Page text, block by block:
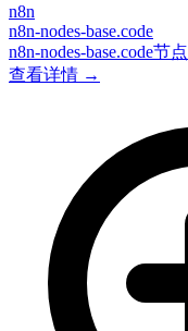
n8n
n8n-nodes-base.code
n8n-nodes-base.code节点
查看详情 →